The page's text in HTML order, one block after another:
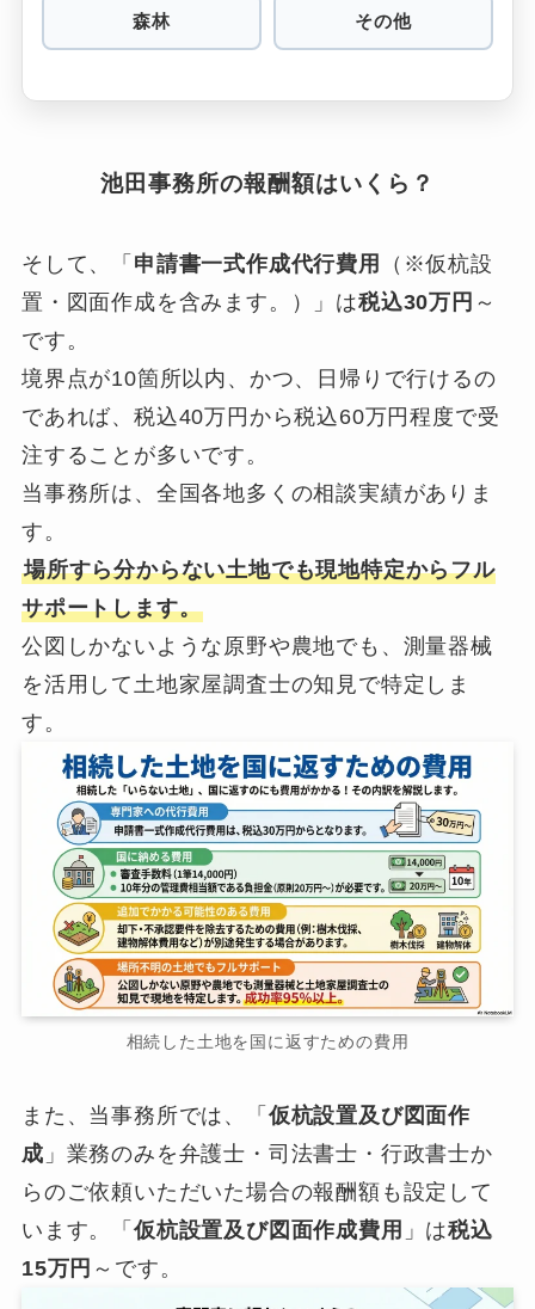
森林 その他
池田事務所の報酬額はいくら？
そして、「 申請書一式作成代行費用
（※仮杭設
置・図面作成を含みます。）」は税込30万円 ～
です。
境界点が10箇所以内、かつ、日帰りで行けるの
であれば、税込40万円から税込60万円程度で受
注することが多いです。
当事務所は、全国各地多くの相談実績がありま
す。
場所すら分からない土地でも現地特定からフル
サポートします。
公図しかないような原野や農地でも、測量器械
を活用して土地家屋調査士の知見で特定しま
す。
相続した土地を国に返すための費用
また、当事務所では、「 仮杭設置及び図面作
成 」業務のみを弁護士・司法書士・行政書士か
らのご依頼いただいた場合の報酬額も設定して
います。「 仮杭設置及び図面作成費用 」は税込
15万円 ～です。